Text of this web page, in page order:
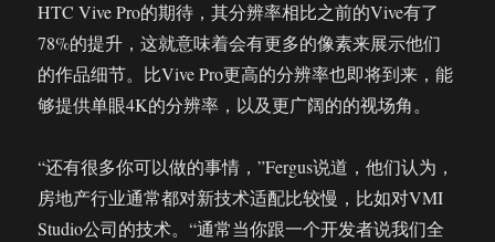
HTC Vive Pro的期待，其分辨率相比之前的Vive有了
78%的提升，这就意味着会有更多的像素来展示他们
的作品细节。比Vive Pro更高的分辨率也即将到来，能
够提供单眼4K的分辨率，以及更广阔的的视场角。
“还有很多你可以做的事情，”Fergus说道，他们认为，
房地产行业通常都对新技术适配比较慢，比如对VMI
Studio公司的技术。“通常当你跟一个开发者说我们全